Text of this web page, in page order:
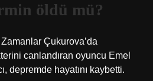
öldü mü?
Çukurova’da
canlandıran oyuncu Emel
depremde hayatını kaybetti.